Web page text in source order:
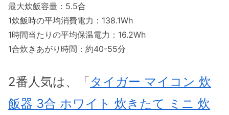
最大炊飯容量：5.5合
1炊飯時の平均消費電力：138.1Wh
1時間当たりの平均保温電力：16.2Wh
1合炊きあがり時間：約40-55分
2番人気は、「タイガー マイコン 炊
飯器 3合 ホワイト 炊きたて ミニ 炊